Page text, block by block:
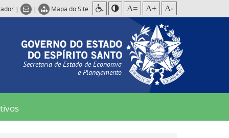
| | Mapa do Site A= A+ A-
Secretaria de Estado de Economia
e Planejamento